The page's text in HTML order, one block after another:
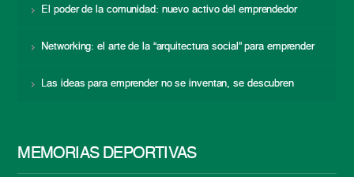
El poder de la comunidad: nuevo activo del emprendedor
Networking: el arte de la “arquitectura social” para emprender
Las ideas para emprender no se inventan, se descubren
MEMORIAS DEPORTIVAS